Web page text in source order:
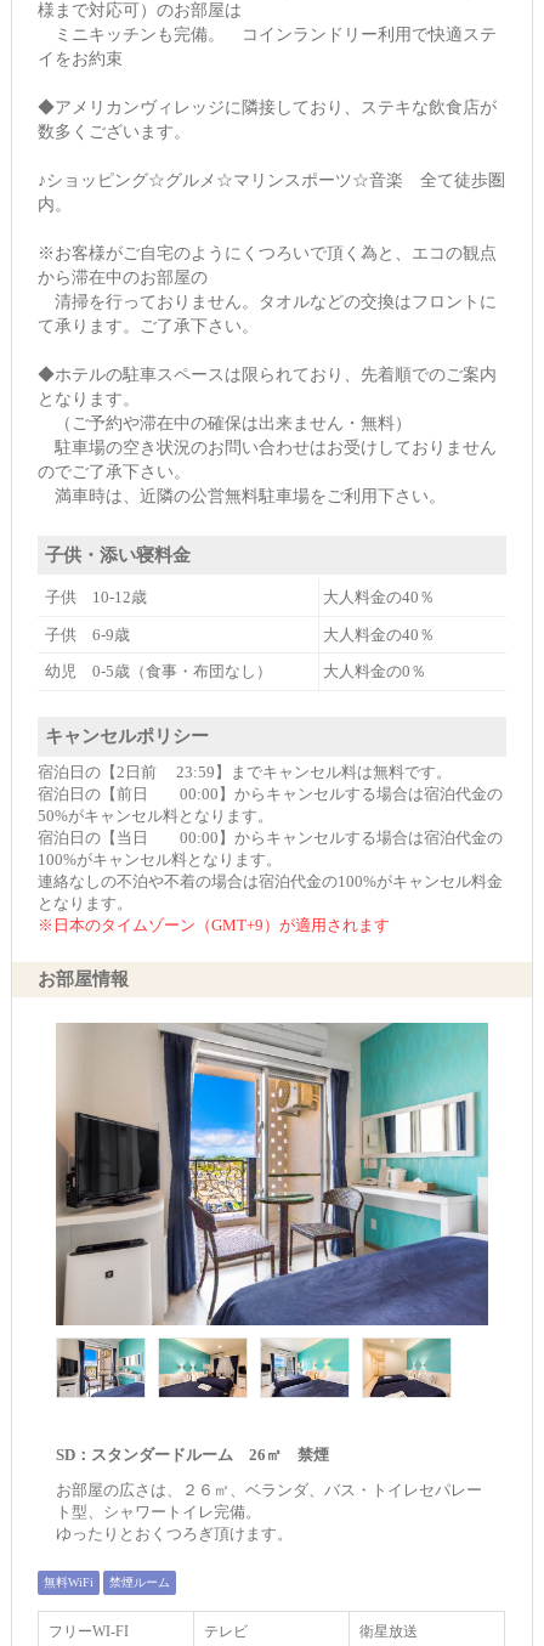
様まで対応可）のお部屋は
ミニキッチンも完備。 コインランドリー利用で快適ステ
イをお約束
◆アメリカンヴィレッジに隣接しており、ステキな飲食店が
数多くございます。
♪ショッピング☆グルメ☆マリンスポーツ☆音楽 全て徒歩圏
内。
※お客様がご自宅のようにくつろいで頂く為と、エコの観点
から滞在中のお部屋の
清掃を行っておりません。タオルなどの交換はフロントに
て承ります。ご了承下さい。
◆ホテルの駐車スペースは限られており、先着順でのご案内
となります。
（ご予約や滞在中の確保は出来ません・無料）
駐車場の空き状況のお問い合わせはお受けしておりません
のでご了承下さい。
満車時は、近隣の公営無料駐車場をご利用下さい。
子供・添い寝料金
子供 10-12歳 大人料金の40％
子供 6-9歳 大人料金の40％
幼児 0-5歳（食事・布団なし） 大人料金の0％
キャンセルポリシー
宿泊日の【2日前 23:59】までキャンセル料は無料です。
宿泊日の【前日 00:00】からキャンセルする場合は宿泊代金の
50%がキャンセル料となります。
宿泊日の【当日 00:00】からキャンセルする場合は宿泊代金の
100%がキャンセル料となります。
連絡なしの不泊や不着の場合は宿泊代金の100%がキャンセル料金
となります。
※日本のタイムゾーン（GMT+9）が適用されます
お部屋情報
SD：スタンダードルーム 26㎡ 禁煙
お部屋の広さは、２６㎡、ベランダ、バス・トイレセパレー
ト型、シャワートイレ完備。
ゆったりとおくつろぎ頂けます。
無料WiFi 禁煙ルーム
フリーWI‐FI テレビ 衛星放送